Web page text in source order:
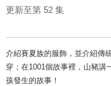
更新至第 52 集
介紹賽夏族的服飾，並介紹傳
穿；在1001個故事裡，山豬講
孩發生的故事！